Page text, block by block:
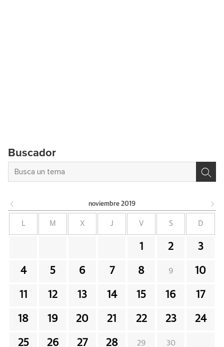
Buscador
noviembre 2019
M X J V S D
1 2 3
4 5 6 7 8 9 10
11 12 13 14 15 16 17
18 19 20 21 22 23 24
25 26 27 28 29 30